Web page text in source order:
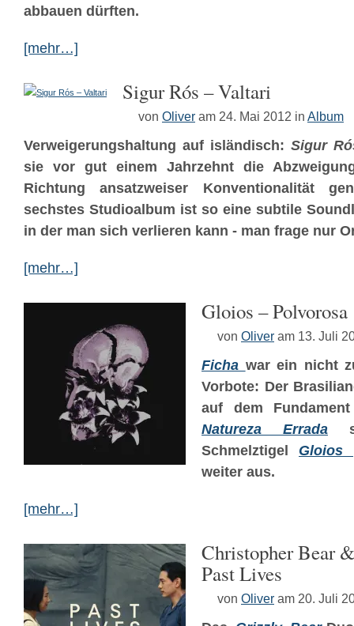
abbauen dürften.
[mehr…]
Sigur Rós – Valtari
von Oliver am 24. Mai 2012 in Album
Verweigerungshaltung auf isländisch: Sigur
sie vor gut einem Jahrzehnt die
Richtung ansatzweiser Konventionalität
sechstes Studioalbum ist so eine subtile
in der man sich verlieren kann - man frage nur
[mehr…]
Gloios – Polvorosa
von Oliver am 13. Juli
Ficha war ein nicht
Vorbote: Der
auf dem
Natureza Errada
Schmelztigel Gloios
weiter aus.
[mehr…]
Christopher Bear
Past Lives
von Oliver am 20. Juli